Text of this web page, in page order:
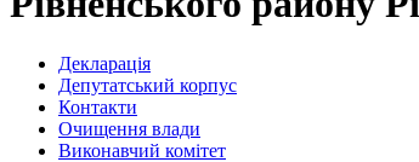
Декларація
Депутатський корпус
Контакти
Очищення влади
Виконавчий комітет